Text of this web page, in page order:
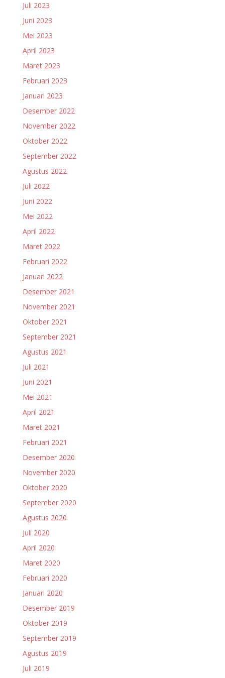
Juli 2023
Juni 2023
Mei 2023
April 2023
Maret 2023
Februari 2023
Januari 2023
Desember 2022
November 2022
Oktober 2022
September 2022
Agustus 2022
Juli 2022
Juni 2022
Mei 2022
April 2022
Maret 2022
Februari 2022
Januari 2022
Desember 2021
November 2021
Oktober 2021
September 2021
Agustus 2021
Juli 2021
Juni 2021
Mei 2021
April 2021
Maret 2021
Februari 2021
Desember 2020
November 2020
Oktober 2020
September 2020
Agustus 2020
Juli 2020
April 2020
Maret 2020
Februari 2020
Januari 2020
Desember 2019
Oktober 2019
September 2019
Agustus 2019
Juli 2019